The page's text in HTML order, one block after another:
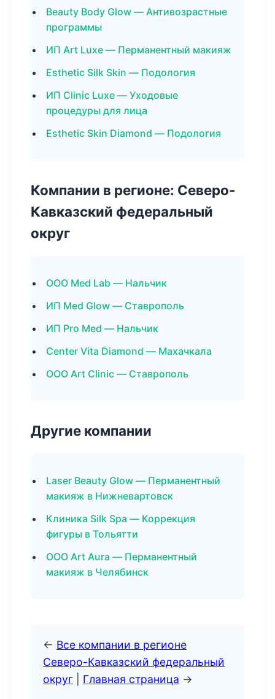
Beauty Body Glow — Антивозрастные
программы
ИП Art Luxe — Перманентный макияж
Esthetic Silk Skin — Подология
ИП Clinic Luxe — Уходовые
процедуры для лица
Esthetic Skin Diamond — Подология
Компании в регионе: Северо-
Кавказский федеральный
округ
ООО Med Lab — Нальчик
ИП Med Glow — Ставрополь
ИП Pro Med — Нальчик
Center Vita Diamond — Махачкала
ООО Art Clinic — Ставрополь
Другие компании
Laser Beauty Glow — Перманентный
макияж в Нижневартовск
Клиника Silk Spa — Коррекция
фигуры в Тольятти
ООО Art Aura — Перманентный
макияж в Челябинск
← Все компании в регионе
Северо-Кавказский федеральный
округ
Главная страница →